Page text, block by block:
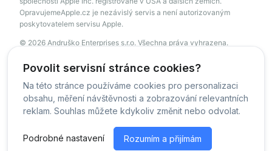
Povolit servisní stránce cookies?
Na této stránce používáme cookies pro personalizaci
obsahu, měření návštěvnosti a zobrazování relevantních
reklam. Souhlas můžete kdykoliv změnit nebo odvolat.
Podrobné nastavení Rozumím a přijímám
OpravujemeApple.cz je nezávislý servis a není autorizovaným
poskytovatelem servisu Apple.
© 2026 Andruško Enterprises s.r.o. Všechna práva vyhrazena.
© OpravujemeApple - 2026 -Všechna práva vyhrazena.
Běžíme na
MyRepair.app